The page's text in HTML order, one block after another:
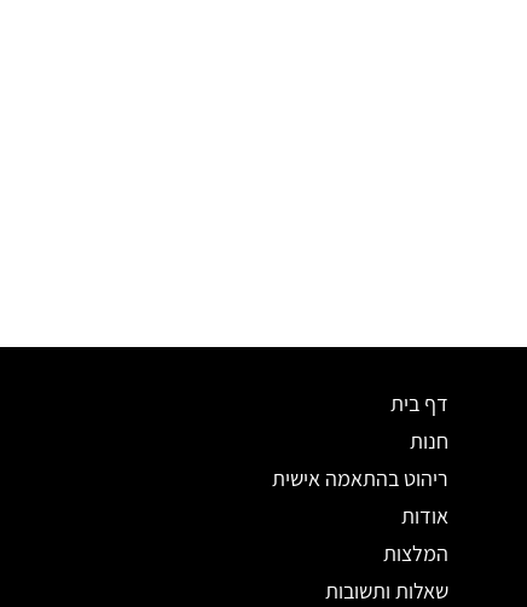
דף בית
חנות
ריהוט בהתאמה אישית
אודות
המלצות
שאלות ותשובות